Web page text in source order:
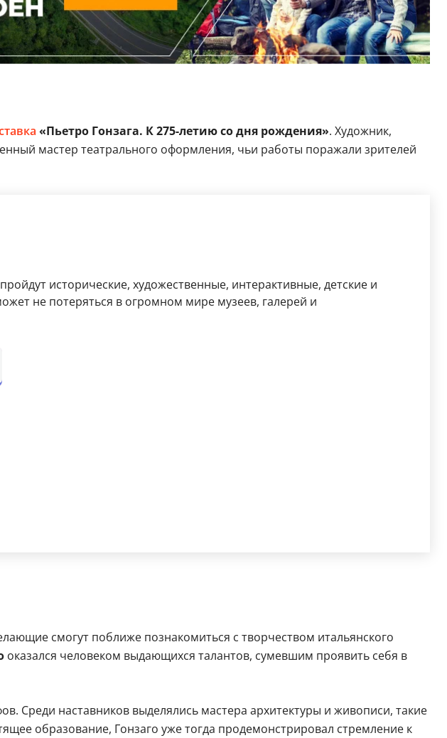
«Пьетро Гонзага. К 275-летию со дня рождения». Художник,
мастер театрального оформления, чьи работы поражали зрителей
исторические, художественные, интерактивные, детские и
не потеряться в огромном мире музеев, галерей и
смогут поближе познакомиться с творчеством итальянского
оказался человеком выдающихся талантов, сумевшим проявить себя в
Среди наставников выделялись мастера архитектуры и живописи, такие
образование, Гонзаго уже тогда продемонстрировал стремление к